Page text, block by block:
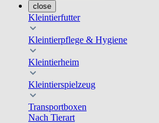
close
Kleintierfutter
Kleintierpflege & Hygiene
Kleintierheim
Kleintierspielzeug
Transportboxen
Nach Tierart